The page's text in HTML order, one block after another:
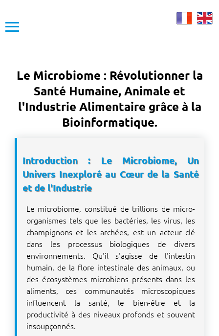
≡
Le Microbiome : Révolutionner la
Santé Humaine, Animale et
l'Industrie Alimentaire grâce à la
Bioinformatique.
Introduction : Le Microbiome, Un
Univers Inexploré au Cœur de la Santé
et de l'Industrie
Le microbiome, constitué de trillions de micro-
organismes tels que les bactéries, les virus, les
champignons et les archées, est un acteur clé
dans les processus biologiques de divers
environnements. Qu'il s'agisse de l'intestin
humain, de la flore intestinale des animaux, ou
des écosystèmes microbiens présents dans les
aliments, ces communautés microscopiques
influencent la santé, le bien-être et la
productivité à des niveaux profonds et souvent
insoupçonnés.